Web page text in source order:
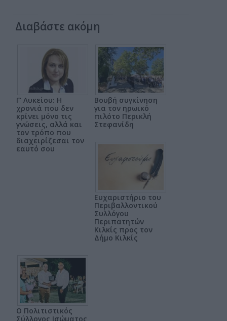
Διαβάστε ακόμη
Γ' Λυκείου: Η
χρονιά που δεν
κρίνει μόνο τις
γνώσεις, αλλά και
τον τρόπο που
διαχειρίζεσαι τον
εαυτό σου
Βουβή συγκίνηση
για τον ηρωικό
πιλότο Περικλή
Στεφανίδη
Ευχαριστήριο του
Περιβαλλοντικού
Συλλόγου
Περιπατητών
Κιλκίς προς τον
Δήμο Κιλκίς
Ο Πολιτιστικός
Σύλλογος Ισώματος